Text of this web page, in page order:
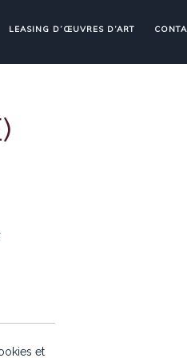
LEASING D’ŒUVRES D’ART
et